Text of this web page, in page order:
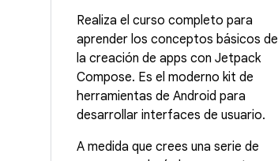
Realiza el curso completo para
aprender los conceptos básicos de
la creación de apps con Jetpack
Compose. Es el moderno kit de
herramientas de Android para
desarrollar interfaces de usuario.
A medida que crees una serie de